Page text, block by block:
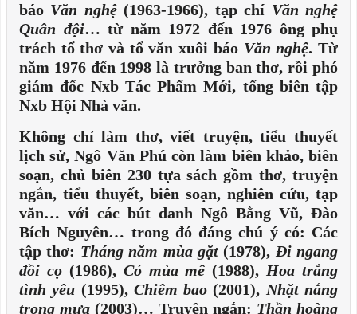
báo Văn nghệ(1963-1966), tạp chí Văn nghệ
Quân đội… từ năm 1972 đến 1976 ông phụ
trách tổ thơ và tổ văn xuôi báo Văn nghệ. Từ
năm 1976 đến 1998 là trưởng ban thơ, rồi phó
giám đốc Nxb Tác Phẩm Mới, tổng biên tập
Nxb Hội Nhà văn.
Không chỉ làm thơ, viết truyện, tiểu thuyết
lịch sử, Ngô Văn Phú còn làm biên khảo, biên
soạn, chủ biên 230 tựa sách gồm thơ, truyện
ngắn, tiểu thuyết, biên soạn, nghiên cứu, tạp
văn… với các bút danh Ngô Bằng Vũ, Đào
Bích Nguyên… trong đó đáng chú ý có: Các
tập thơ: Tháng năm mùa gặt(1978), Đi ngang
đồi cọ(1986), Cỏ mùa mê (1988), Hoa trắng
tình yêu (1995), Chiêm bao (2001), Nhặt nắng
trong mưa (2003)… Truyện ngắn: Thần hoàng